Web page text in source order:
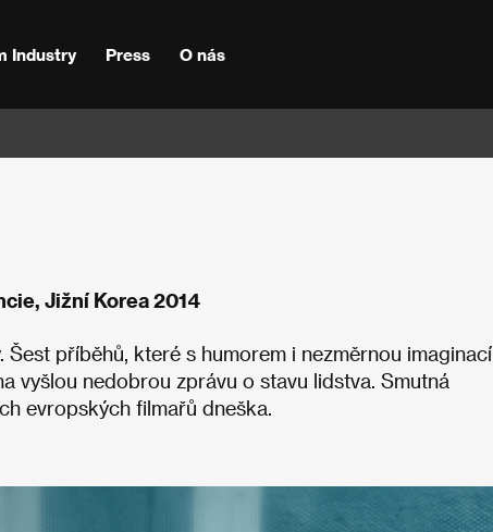
Industry Press O nás
Jižní Korea 2014
příběhů, které s humorem i nezměrnou imaginací
vyšlou nedobrou zprávu o stavu lidstva. Smutná
evropských filmařů dneška.